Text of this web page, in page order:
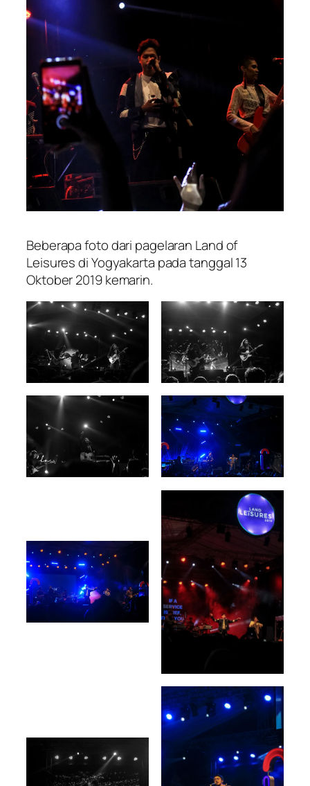
Beberapa foto dari pagelaran Land of
Leisures di Yogyakarta pada tanggal 13
Oktober 2019 kemarin.